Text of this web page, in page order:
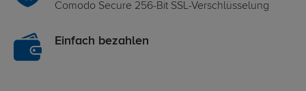
Comodo Secure 256-Bit SSL-Verschlüsselung
Einfach bezahlen